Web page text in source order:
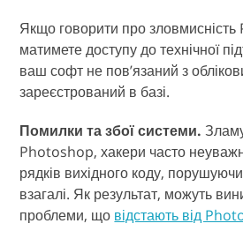
Якщо говорити про
матимете доступу до технічної
ваш софт не пов’язаний з
зареєстрований в базі.
Помилки та збої системи.
Photoshop, хакери часто
рядків вихідного коду,
взагалі. Як результат, можуть
проблеми, що відстають від